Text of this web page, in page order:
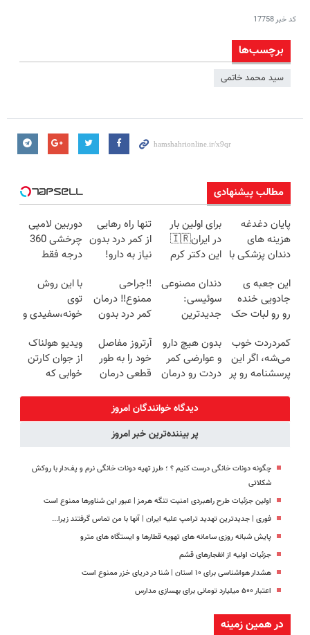
کد خبر17758
برچسب‌ها
سید محمد خاتمی
مطالب پیشنهادی
پایان دغدغه
هزینه های
دندان پزشکی با
کننده خانگی
برای اولین بار
در ایران🇮🇷
این دکتر کرم
روزه ساخت!
تنها راه رهایی
از کمر درد بدون
نیاز به دارو!
دوربین لامپی
چرخشی 360
درجه فقط
🔥 پرداخت
درب منزل
این جعبه ی
جادویی خنده
رو رو لبات حک
خرید40%تخفیف
دندان مصنوعی
سوئیسی:
جدیدترین
سبک و مقاوم |
پرداخت قسطی
‼️جراحی
ممنوع‼️ درمان
کمر درد بدون
نقاهت
با این روش
توی
خونه،سفیدی و
برگردون
(40%off)
کمردردت خوب
می‌شه، اگر این
پرسشنامه رو پر
بدون هیچ دارو
و عوارضی کمر
دردت رو درمان
(پرسش‌نامه)
آرتروز مفاصل
خود را به طور
قطعی درمان
◗پرسش‌نامه◖
ویدیو هولناک
از جوان کارتن
خوابی که
دیدگاه خوانندگان امروز
پر بیننده‌ترین خبر امروز
چگونه دونات خانگی درست کنیم ؟ ؛ طرز تهیه دونات خانگی نرم و پف‌دار با روکش
شکلاتی
اولین جزئیات طرح راهبردی امنیت تنگه هرمز | عبور این شناورها ممنوع است
فوری | جدیدترین تهدید ترامپ علیه ایران | آنها با من تماس گرفتند زیرا...
پایش شبانه روزی سامانه های تهویه قطارها و ایستگاه های مترو
جزئیات اولیه از انفجارهای قشم
هشدار هواشناسی برای ۱۰ استان | شنا در دریای خزر ممنوع است
اعتبار ۵۰۰ میلیارد تومانی برای بهسازی مدارس
در همین زمینه